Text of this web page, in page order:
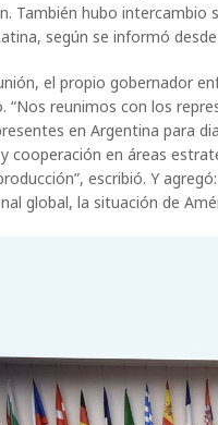
También hubo intercambio
según se informó
el propio gobernador
“Nos reunimos con los
en Argentina para
cooperación en áreas
escribió. Y
global, la situación de